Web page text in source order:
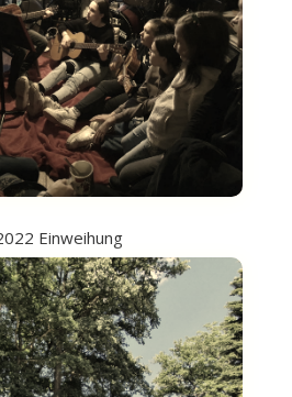
Einweihung